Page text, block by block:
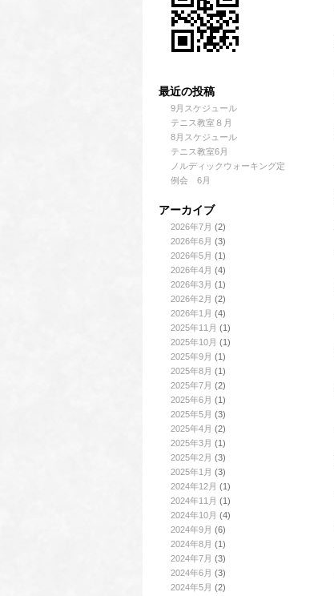
最近の投稿
9月スケジュール
テニス教室８月
8月スケジュール
テニス教室6月
ノルディックウォーキング定
例会 6月
アーカイブ
2026年7月 (2)
2026年6月 (3)
2026年5月 (1)
2026年4月 (4)
2026年3月 (1)
2026年2月 (2)
2026年1月 (4)
2025年11月 (1)
2025年10月 (1)
2025年9月 (1)
2025年8月 (1)
2025年7月 (2)
2025年6月 (1)
2025年5月 (3)
2025年4月 (2)
2025年3月 (1)
2025年2月 (3)
2025年1月 (3)
2024年12月 (1)
2024年11月 (1)
2024年10月 (4)
2024年9月 (6)
2024年8月 (1)
2024年7月 (3)
2024年6月 (3)
2024年5月 (2)